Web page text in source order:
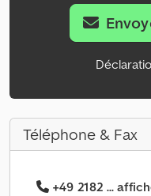
Téléphone & Fax
+49 2182 ...